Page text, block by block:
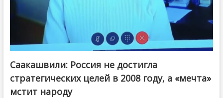
Саакашвили: Россия не достигла
стратегических целей в 2008 году, а «мечта»
мстит народу